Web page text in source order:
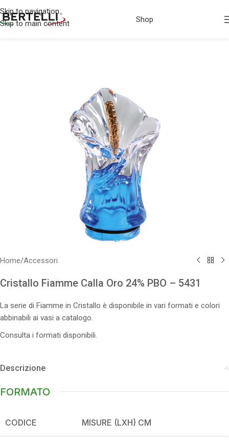
Skip to navigation
Skip to main content
Shop
Home/Accessori
Cristallo Fiamme Calla Oro 24% PBO – 5431
La serie di Fiamme in Cristallo è disponibile in vari formati e colori
abbinabili ai vasi a catalogo.
Consulta i formati disponibili.
Descrizione
FORMATO
CODICE MISURE (LXH) CM